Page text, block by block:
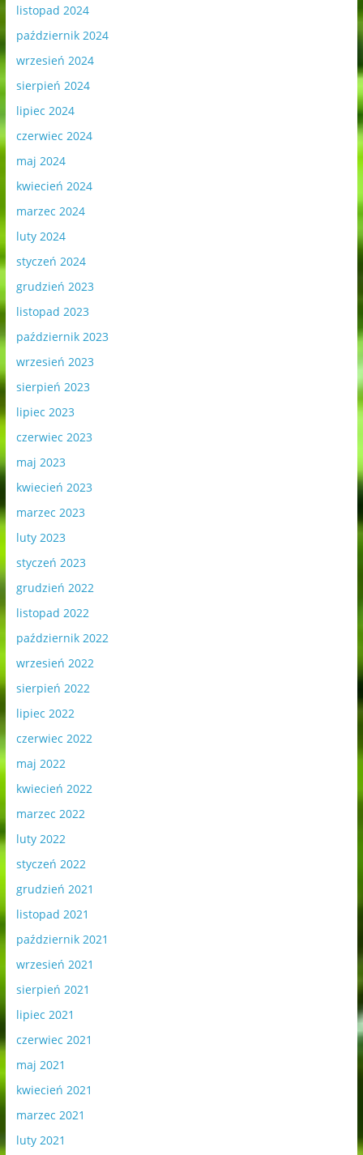
listopad 2024
październik 2024
wrzesień 2024
sierpień 2024
lipiec 2024
czerwiec 2024
maj 2024
kwiecień 2024
marzec 2024
luty 2024
styczeń 2024
grudzień 2023
listopad 2023
październik 2023
wrzesień 2023
sierpień 2023
lipiec 2023
czerwiec 2023
maj 2023
kwiecień 2023
marzec 2023
luty 2023
styczeń 2023
grudzień 2022
listopad 2022
październik 2022
wrzesień 2022
sierpień 2022
lipiec 2022
czerwiec 2022
maj 2022
kwiecień 2022
marzec 2022
luty 2022
styczeń 2022
grudzień 2021
listopad 2021
październik 2021
wrzesień 2021
sierpień 2021
lipiec 2021
czerwiec 2021
maj 2021
kwiecień 2021
marzec 2021
luty 2021